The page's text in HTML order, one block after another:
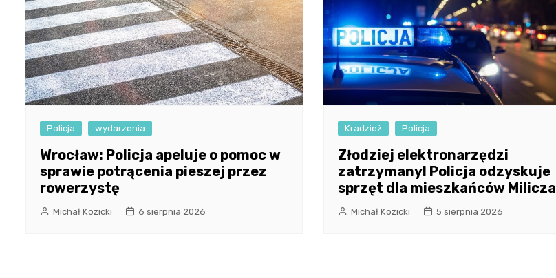
Policja wydarzenia
Wrocław: Policja apeluje o pomoc w
sprawie potrącenia pieszej przez
rowerzystę
Michał Kozicki 6 sierpnia 2026
Kradzież Policja
Złodziej elektronarzędzi
zatrzymany! Policja odzyskuje
sprzęt dla mieszkańców Milicza
Michał Kozicki 5 sierpnia 2026